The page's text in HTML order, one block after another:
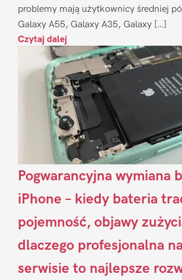
problemy mają użytkownicy średniej
Galaxy A55, Galaxy A35, Galaxy […]
Czytaj dalej
Pogwarancyjna wymiana
iPhone – kiedy bateria
pojemność, objawy
dlaczego profesjonalna
serwisie to najlepsze